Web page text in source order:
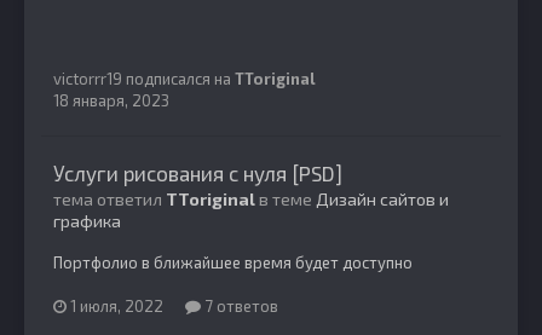
victorrr19 подписался на TToriginal
18 января, 2023
Услуги рисования с нуля [PSD]
тема ответил TToriginalв теме Дизайн сайтов и
графика
Портфолио в ближайшее время будет доступно
1 июля, 2022 7 ответов